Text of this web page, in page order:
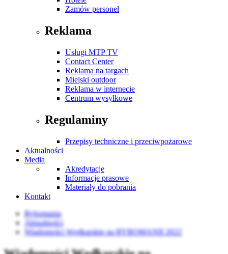
Zamów personel
Reklama
Usługi MTP TV
Contact Center
Reklama na targach
Miejski outdoor
Reklama w internecie
Centrum wysyłkowe
Regulaminy
Przepisy techniczne i przeciwpożarowe
Aktualności
Media
Akredytacje
Informacje prasowe
Materiały do pobrania
Kontakt
Rybomania
Aktualności
Wiadomości Wędkarskie na RYBOMANII 2022